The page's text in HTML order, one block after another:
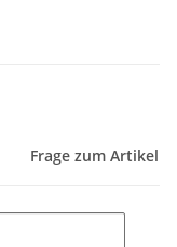
Frage zum Artikel